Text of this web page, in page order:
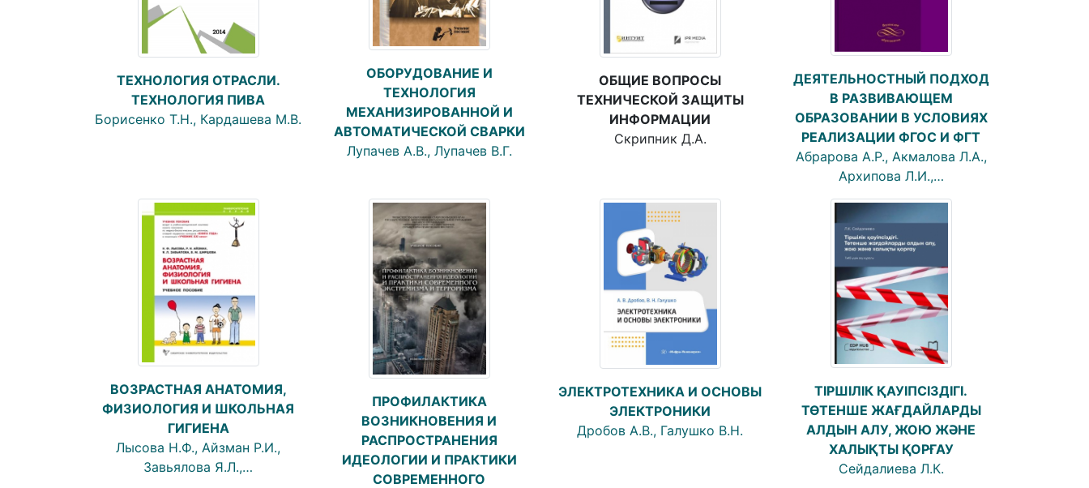
ТЕХНОЛОГИЯ ОТРАСЛИ.
ТЕХНОЛОГИЯ ПИВА
Борисенко Т.Н., Кардашева М.В.
ОБОРУДОВАНИЕ И
ТЕХНОЛОГИЯ
МЕХАНИЗИРОВАННОЙ И
АВТОМАТИЧЕСКОЙ СВАРКИ
Лупачев А.В., Лупачев В.Г.
ОБЩИЕ ВОПРОСЫ
ТЕХНИЧЕСКОЙ ЗАЩИТЫ
ИНФОРМАЦИИ
Скрипник Д.А.
ДЕЯТЕЛЬНОСТНЫЙ ПОДХОД
В РАЗВИВАЮЩЕМ
ОБРАЗОВАНИИ В УСЛОВИЯХ
РЕАЛИЗАЦИИ ФГОС И ФГТ
Абрарова А.Р., Акмалова Л.А.,
Архипова Л.И.,…
ВОЗРАСТНАЯ АНАТОМИЯ,
ФИЗИОЛОГИЯ И ШКОЛЬНАЯ
ГИГИЕНА
Лысова Н.Ф., Айзман Р.И.,
Завьялова Я.Л.,…
ПРОФИЛАКТИКА
ВОЗНИКНОВЕНИЯ И
РАСПРОСТРАНЕНИЯ
ИДЕОЛОГИИ И ПРАКТИКИ
СОВРЕМЕННОГО
ЭЛЕКТРОТЕХНИКА И ОСНОВЫ
ЭЛЕКТРОНИКИ
Дробов А.В., Галушко В.Н.
ТІРШІЛІК ҚАУІПСІЗДІГІ.
ТӨТЕНШЕ ЖАҒДАЙЛАРДЫ
АЛДЫН АЛУ, ЖОЮ ЖӘНЕ
ХАЛЫҚТЫ ҚОРҒАУ
Сейдалиева Л.К.